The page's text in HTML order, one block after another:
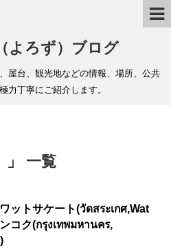
よろず）ブログ
屋台、観光地などの情報、場所、公共
力丁寧にご紹介します。
」 一覧
ットサケート(วัดสระเกศ,Wat
コク(กรุงเทพมหานคร,